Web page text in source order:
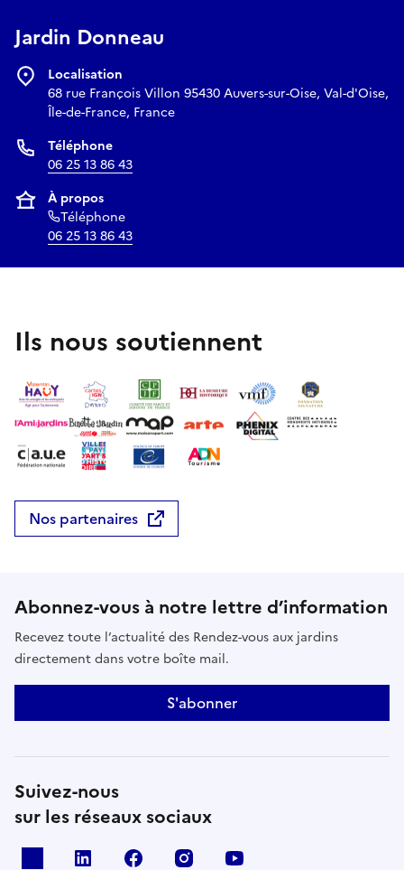
Jardin Donneau
Localisation
68 rue François Villon 95430 Auvers-sur-Oise, Val-d'Oise,
Île-de-France, France
Téléphone
06 25 13 86 43
À propos
Téléphone
06 25 13 86 43
Ils nous soutiennent
Nos partenaires
Abonnez-vous à notre lettre d’information
Recevez toute l’actualité des Rendez-vous aux jardins
directement dans votre boîte mail.
S'abonner
Suivez-nous
sur les réseaux sociaux
Linkedin Facebook Instagram